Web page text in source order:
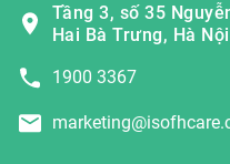
Tầng 3, số 35
Hai Bà Trưng, Hà Nội
1900 3367